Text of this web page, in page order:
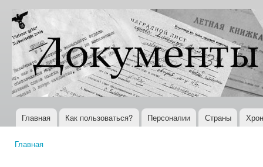
Документы
XX века
Всемирная
история в
Интернете
Главное меню
Главная Как пользоваться? Персоналии Страны
Главная